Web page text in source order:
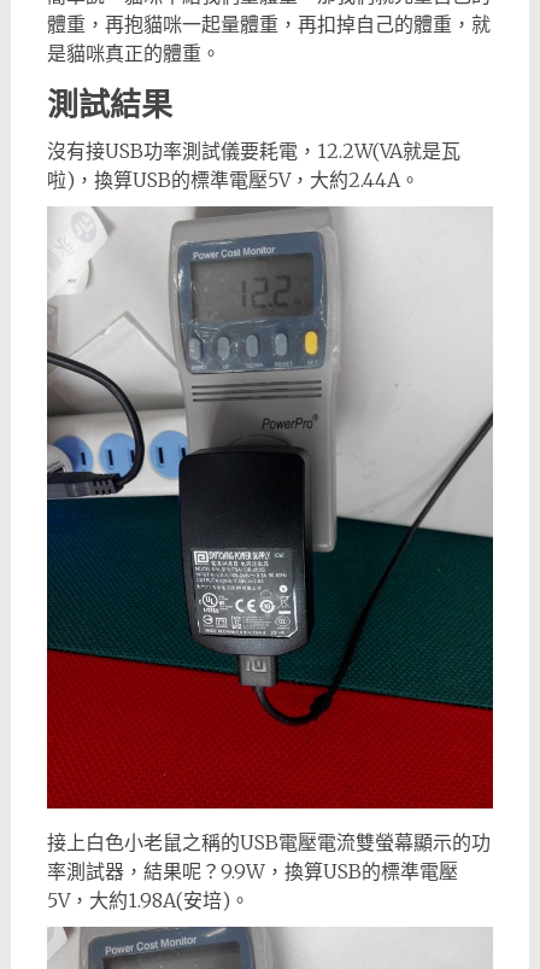
體重，再抱貓咪一起量體重，再扣掉自己的體重，就
是貓咪真正的體重。
測試結果
沒有接USB功率測試儀要耗電，12.2W(VA就是瓦
啦)，換算USB的標準電壓5V，大約2.44A。
接上白色小老鼠之稱的USB電壓電流雙螢幕顯示的功
率測試器，結果呢？9.9W，換算USB的標準電壓
5V，大約1.98A(安培)。